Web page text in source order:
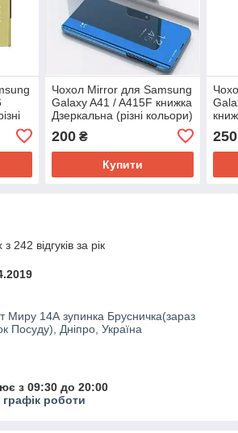
Чохол Mirror для Samsung
Galaxy A41 / A415F книжка
Дзеркальна (різні кольори)
200₴
Купити
250
242 відгуків за рік
Миру 14А зупинка Брусничка(зараз
Посуду), Дніпро, Україна
з 09:30 до 20:00
роботи